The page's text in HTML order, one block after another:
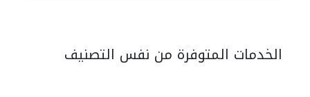
الخدمات المتوفرة من نفس التصنيف